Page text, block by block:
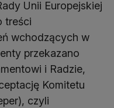
Unii Europejskiej
treści
wchodzących w
przekazano
i Radzie,
Komitetu
czyli